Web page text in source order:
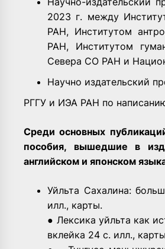
2023 г. между
РАН, Институтом
РАН, Институтом
Севера СО РАН и
Научно издательский
РГГУ и ИЭА РАН по
Среди основных
пособия, вышедшие в
английском и японском
Уйльта Сахалина:
илл., карты.
● Лексика уйльта как
вклейка 24 с. илл.,